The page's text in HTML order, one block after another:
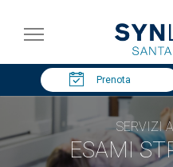
Prenota
SERVIZI
ESAMI